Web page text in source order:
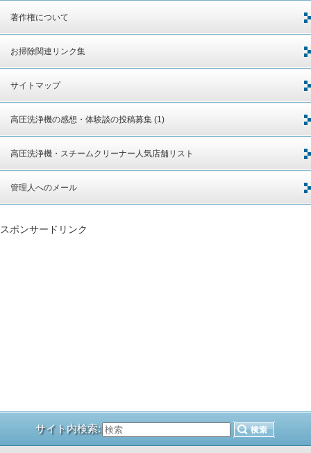
著作権について
お掃除関連リンク集
サイトマップ
高圧洗浄機の感想・体験談の投稿募集 (1)
高圧洗浄機・スチームクリーナー人気店舗リスト
管理人へのメール
スポンサードリンク
サイト内検索: